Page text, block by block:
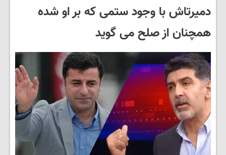
دمیرتاش با وجود ستمی که بر او شده
همچنان از صلح می گوید